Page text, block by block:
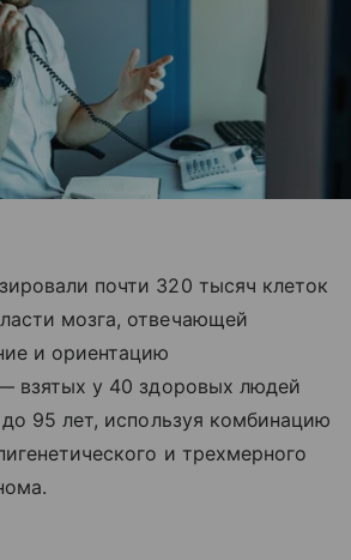
почти 320 тысяч клеток
мозга, отвечающей
и ориентацию
взятых у 40 здоровых людей
95 лет, используя комбинацию
и трехмерного